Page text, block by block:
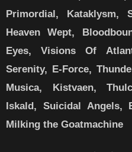
Primordial, Kataklysm,
Heaven Wept,
Eyes, Visions Of
Serenity, E-Force,
Musica, Kistvaen,
Iskald, Suicidal Angels,
Milking the Goatmachine